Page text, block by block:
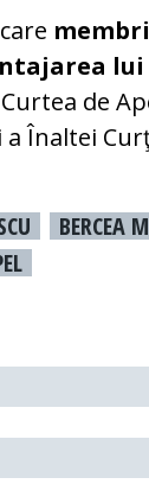
lui
Curtea de
a Înaltei
BERCEA